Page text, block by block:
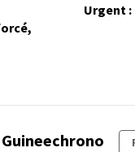
Urgent :